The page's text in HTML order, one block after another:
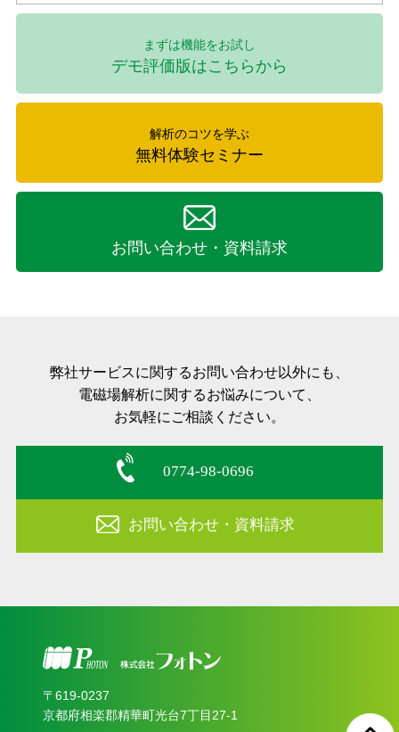
まずは機能をお試し
デモ評価版はこちらから
解析のコツを学ぶ
無料体験セミナー
お問い合わせ・資料請求
弊社サービスに関するお問い合わせ以外にも、
電磁場解析に関するお悩みについて、
お気軽にご相談ください。
0774-98-0696
お問い合わせ・資料請求
〒619‐0237
京都府相楽郡精華町光台7丁目27-1